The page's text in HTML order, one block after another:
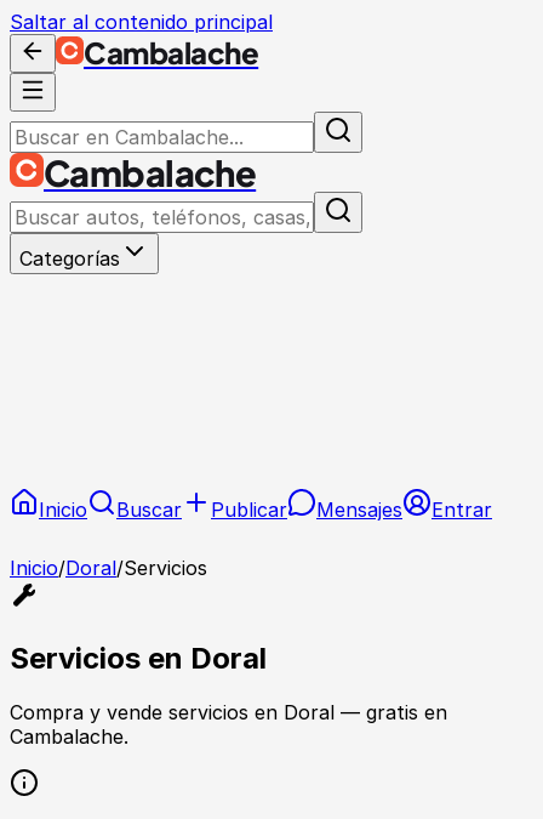
Saltar al contenido principal
Cambalache
Cambalache
Categorías
Inicio Buscar Publicar Mensajes Entrar
Inicio/Doral/Servicios
Servicios en Doral
Compra y vende servicios en Doral — gratis en
Cambalache.